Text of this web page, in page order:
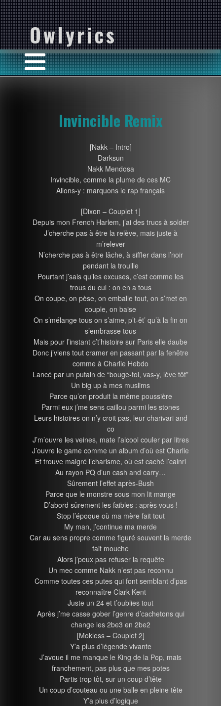
Owlyrics
Invincible Remix
[Nakk – Intro]
Darksun
Nakk Mendosa
Invincible, comme la plume de ces MC
Allons-y : marquons le rap français
[Dixon – Couplet 1]
Depuis mon French Harlem, j’ai des trucs à solder
J’cherche pas à être la relève, mais juste à
m’relever
N’cherche pas à être lâche, à siffler dans l’noir
pendant la trouille
Pourtant j’sais qu’les excuses, c’est comme les
trous du cul : on en a tous
On coupe, on pèse, on emballe tout, on s’met en
couple, on baise
On s’mélange tous on s’aime, p’t-êt’ qu’à la fin on
s’embrasse tous
Mais pour l’instant c’t’histoire sur Paris elle daube
Donc j’viens tout cramer en passant par la fenêtre
comme à Charlie Hebdo
Lancé par un putain de “bouge-toi, vas-y, lève tôt”
Un big up à mes muslims
Parce qu’on produit la même poussière
Parmi eux j’me sens caillou parmi les stones
Leurs histoires on n’y croit pas, leur charivari and
co
J’m’ouvre les veines, mate l’alcool couler par litres
J’ouvre le game comme un album d’où est Charlie
Et trouve malgré l’charisme, où est caché l’cainri
Au rayon PQ d’un cash and carry…
Sûrement l’effet après-Bush
Parce que le monstre sous mon lit mange
D’abord sûrement les faibles : après vous !
Stop l’époque où ma mère fait tout
My man, j’continue ma merde
Car au sens propre comme figuré souvent la merde
fait mouche
Alors j’peux pas refuser la requête
Un mec comme Nakk n’est pas reconnu
Comme toutes ces putes qui font semblant d’pas
reconnaître Clark Kent
Juste un 24 et t’oublies tout
Après j’me casse gober l’genre d’cachetons qui
change les 2be3 en 2be2
[Mokless – Couplet 2]
Y’a plus d’légende vivante
J’avoue il me manque le King de la Pop, mais
franchement, pas plus que mes potes
Partis trop tôt, sur un coup d’tête
Un coup d’couteau ou une balle en pleine tête
Y’a plus d’logique